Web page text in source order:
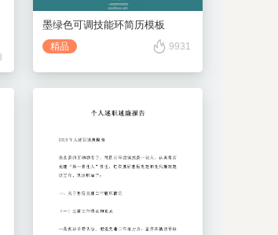
墨绿色可调技能环简历模板
精品 9931